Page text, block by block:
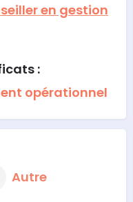
en gestion
:
opérationnel
Autre